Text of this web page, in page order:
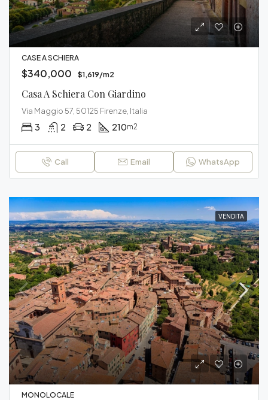
CASE A SCHIERA
$340,000 $1,619/m2
Casa A Schiera Con Giardino
Via Maggio 57, 50125 Firenze, Italia
3 2 2 210m2
Call Email WhatsApp
VENDITA
MONOLOCALE